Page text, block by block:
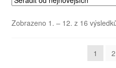
Košík
Zobrazeno 1. – 12. z 16
1
2